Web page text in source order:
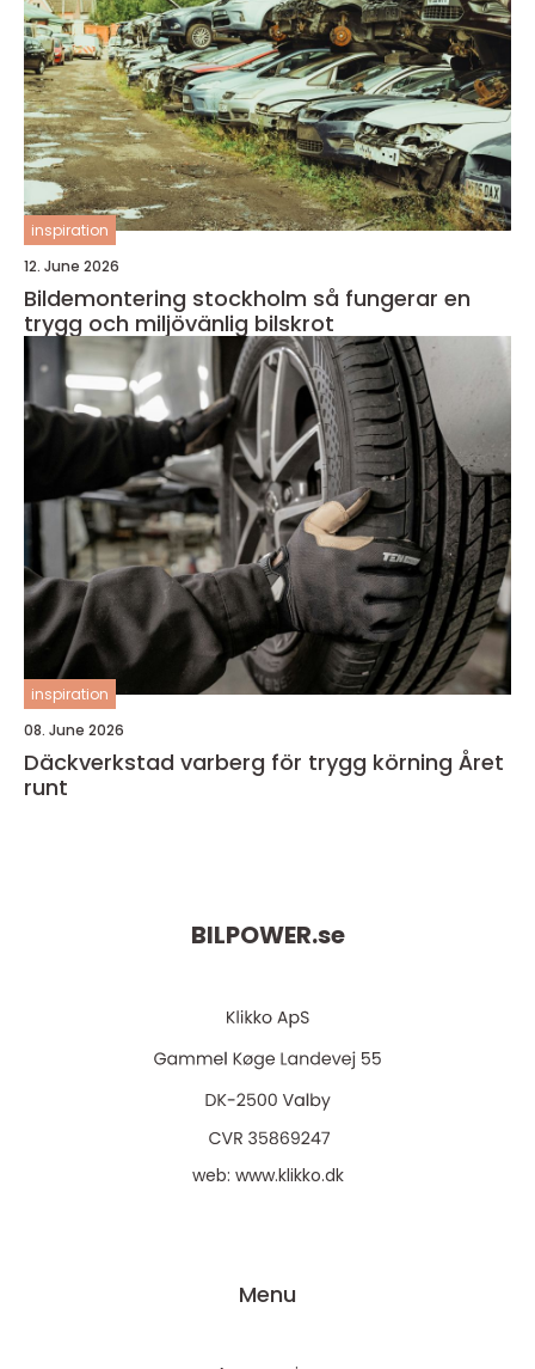
inspiration
12. June 2026
Bildemontering stockholm så fungerar en
trygg och miljövänlig bilskrot
inspiration
08. June 2026
Däckverkstad varberg för trygg körning Året
runt
BILPOWER.se
web: www.klikko.dk
Menu